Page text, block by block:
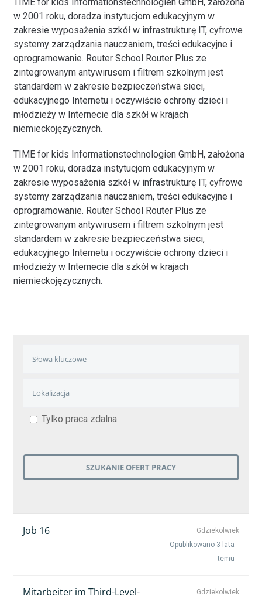
w 2001 roku, doradza instytucjom edukacyjnym w
zakresie wyposażenia szkół w infrastrukturę IT, cyfrowe
systemy zarządzania nauczaniem, treści edukacyjne i
oprogramowanie. Router School Router Plus ze
zintegrowanym antywirusem i filtrem szkolnym jest
standardem w zakresie bezpieczeństwa sieci,
edukacyjnego Internetu i oczywiście ochrony dzieci i
młodzieży w Internecie dla szkół w krajach
niemieckojęzycznych.
TIME for kids Informationstechnologien GmbH, założona
w 2001 roku, doradza instytucjom edukacyjnym w
zakresie wyposażenia szkół w infrastrukturę IT, cyfrowe
systemy zarządzania nauczaniem, treści edukacyjne i
oprogramowanie. Router School Router Plus ze
zintegrowanym antywirusem i filtrem szkolnym jest
standardem w zakresie bezpieczeństwa sieci,
edukacyjnego Internetu i oczywiście ochrony dzieci i
młodzieży w Internecie dla szkół w krajach
niemieckojęzycznych.
Tylko praca zdalna
Job 16
Gdziekolwiek
Opublikowano 3 lata
temu
Mitarbeiter im Third-Level-
Gdziekolwiek